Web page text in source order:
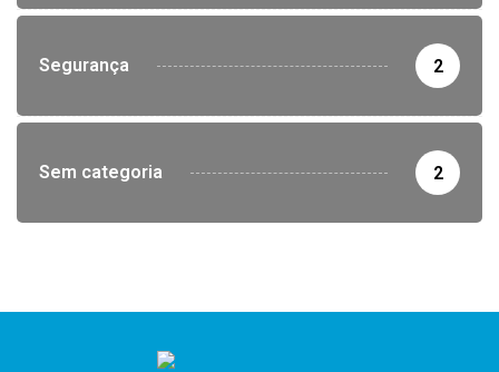
Segurança 2
Sem categoria 2